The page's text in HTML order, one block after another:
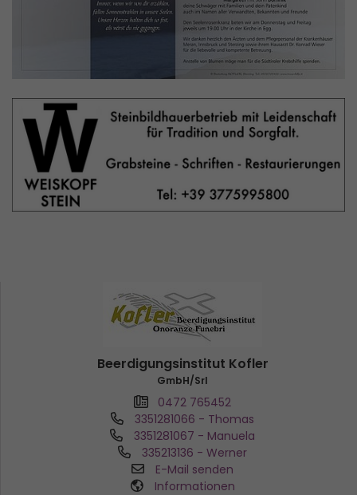
Beerdigungsinstitut Kofler
GmbH/Srl
0472 765452
3351281066 - Thomas
3351281067 - Manuela
335213136 - Werner
E-Mail senden
Informationen